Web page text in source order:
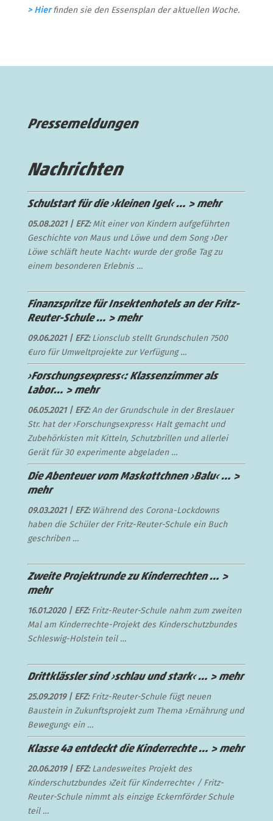
> Hierfinden sie den Essensplan der aktuellen Woche.
Pressemeldungen
Nachrichten
Schulstart für die ›kleinen Igel‹ … > mehr
05.08.2021 | EFZ:Mit einer von Kindern aufgeführten
Geschichte von Maus und Löwe und dem Song ›Der
Löwe schläft heute Nacht‹ wurde der große Tag zu
einem besonderen Erlebnis …
Finanzspritze für Insektenhotels an der Fritz-
Reuter-Schule … >mehr
09.06.2021 | EFZ:Lionsclub stellt Grundschulen 7500
€uro für Umweltprojekte zur Verfügung …
›Forschungsexpress‹: Klassenzimmer als
Labor… > mehr
06.05.2021 | EFZ:An der Grundschule in der Breslauer
Str. hat der ›Forschungsexpress‹ Halt gemacht und
Zubehörkisten mit Kitteln, Schutzbrillen und allerlei
Gerät für 30 experimente abgeladen …
Die Abenteuer vom Maskottchnen ›Balu‹ … >
mehr
09.03.2021 | EFZ:Während des Corona-Lockdowns
haben die Schüler der Fritz-Reuter-Schule ein Buch
geschriben …
Zweite Projektrunde zu Kinderrechten … >
mehr
16.01.2020 | EFZ:Fritz-Reuter-Schule nahm zum zweiten
Mal am Kinderrechte-Projekt des Kinderschutzbundes
Schleswig-Holstein teil …
Drittklässler sind ›schlau und stark‹ … > mehr
25.09.2019 | EFZ:Fritz-Reuter-Schule fügt neuen
Baustein in Zukunftsprojekt zum Thema ›Ernährung und
Bewegung‹ ein …
Klasse 4a entdeckt die Kinderrechte … > mehr
20.06.2019 | EFZ:Landesweites Projekt des
Kinderschutzbundes ›Zeit für Kinderrechte‹ / Fritz-
Reuter-Schule nimmt als einzige Eckernförder Schule
teil …